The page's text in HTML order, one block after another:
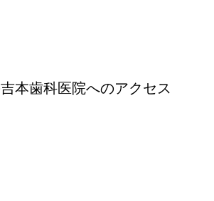
本歯科医院へのアクセス